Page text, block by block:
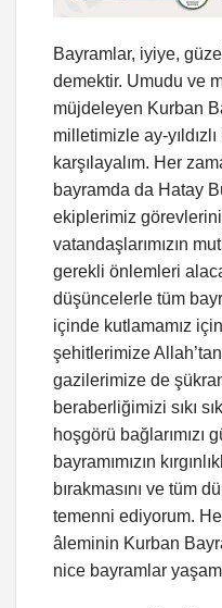
Bayramlar, iyiye,
demektir. Umudu ve
müjdeleyen Kurban
milletimizle ay-
karşılayalım. Her
bayramda da Hatay
ekiplerimiz
vatandaşlarımızın
gerekli önlemleri
düşüncelerle tüm
içinde kutlamamız
şehitlerimize
gazilerimize de
beraberliğimizi sıkı
hoşgörü bağlarımızı
bayramımızın
bırakmasını ve tüm
temenni ediyorum.
âleminin Kurban
nice bayramlar